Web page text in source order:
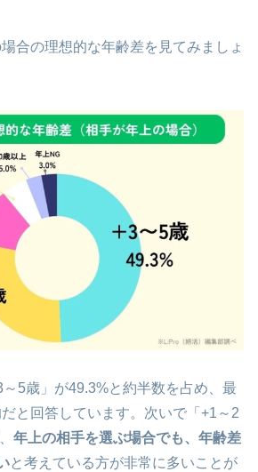
合の理想的な年齢差を見てみましょ
5歳」が49.3%と約半数を占め、最
と回答しています。次いで「+1～2
年上の相手を選ぶ場合でも、年齢差
と考えている方が非常に多いことが